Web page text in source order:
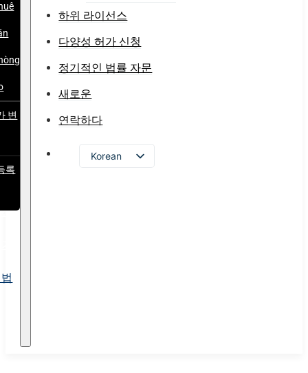
변
록
하위 라이선스
다양성 허가 신청
정기적인 법률 자문
새로운
연락하다
Korean